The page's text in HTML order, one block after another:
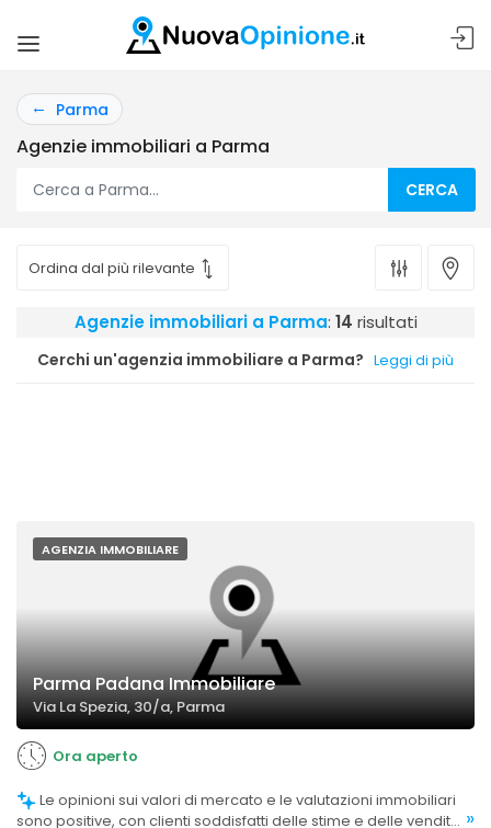
Parma
Agenzie immobiliari a Parma
CERCA
Agenzie immobiliari a Parma: 14 risultati
Cerchi un'agenzia immobiliare a Parma? Leggi di più
AGENZIA IMMOBILIARE
Parma Padana Immobiliare
Via La Spezia, 30/a, Parma
Ora aperto
sono positive, con clienti soddisfatti delle stime e delle vendite »